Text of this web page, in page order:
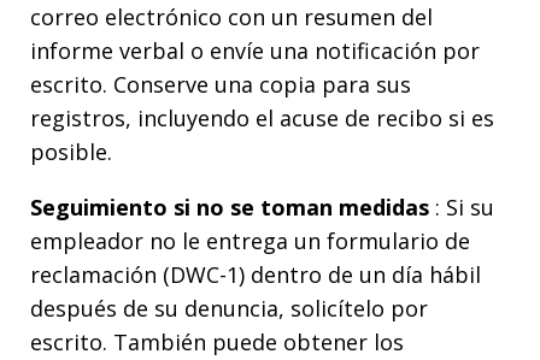
correo electrónico con un resumen del
informe verbal o envíe una notificación por
escrito. Conserve una copia para sus
registros, incluyendo el acuse de recibo si es
posible.
Seguimiento si no se toman medidas : Si su
empleador no le entrega un formulario de
reclamación (DWC-1) dentro de un día hábil
después de su denuncia, solicítelo por
escrito. También puede obtener los